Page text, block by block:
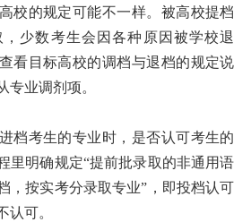
校的规定可能不一样。被高校提档
少数考生会因各种原因被学校退
看目标高校的调档与退档的规定说
专业调剂项。
档考生的专业时，是否认可考生的
里明确规定“提前批录取的非通用语
，按实考分录取专业”，即投档认可
认可。